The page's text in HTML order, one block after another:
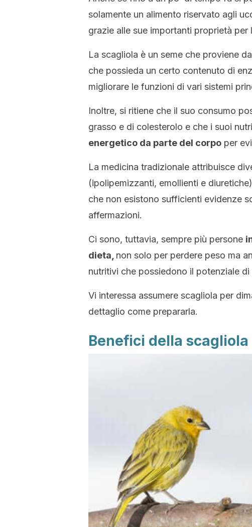
solamente un alimento riservato agli
grazie alle sue importanti proprietà per
La scagliola è un seme che proviene
che possieda un certo contenuto di
migliorare le funzioni di vari sistemi
Inoltre, si ritiene che il suo consumo
grasso e di colesterolo e che i suoi
energetico da parte del corpo per
La medicina tradizionale attribuisce
(ipolipemizzanti, emollienti e
che non esistono sufficienti evidenze
affermazioni.
Ci sono, tuttavia, sempre più persone
dieta, non solo per perdere peso ma
nutritivi che possiedono il potenziale
Vi interessa assumere scagliola per
dettaglio come prepararla.
Benefici della